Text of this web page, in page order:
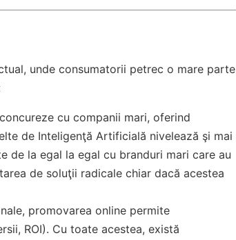
unde consumatorii petrec o mare parte
cu companii mari, oferind
de Inteligenţă Artificială nivelează şi mai
de la egal la egal cu branduri mari care au
de soluţii radicale chiar dacă acestea
promovarea online permite
ROI). Cu toate acestea, există